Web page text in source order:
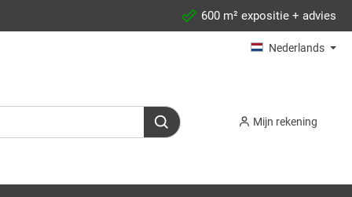
600 m² expositie + advies
Nederlands
Mijn rekening